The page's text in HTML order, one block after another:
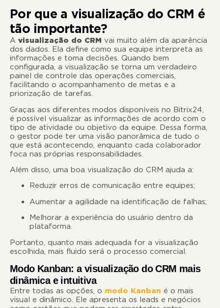
Por que a visualização do CRM é
tão importante?
A visualização do CRM vai muito além da aparência
dos dados. Ela define como sua equipe interpreta as
informações e toma decisões. Quando bem
configurada, a visualização se torna um verdadeiro
painel de controle das operações comerciais,
facilitando o acompanhamento de metas e a
priorização de tarefas.
Graças aos diferentes modos disponíveis no Bitrix24,
é possível visualizar as informações de acordo com o
tipo de atividade ou objetivo da equipe. Dessa forma,
o gestor pode ter uma visão panorâmica de tudo o
que está acontecendo, enquanto cada colaborador
foca nas próprias responsabilidades.
Além disso, uma boa visualização do CRM ajuda a:
Reduzir erros de comunicação entre equipes;
Aumentar a agilidade na identificação de falhas;
Melhorar a experiência do usuário dentro da
plataforma.
Portanto, quanto mais adequada for a visualização
escolhida, mais fluido será o processo comercial.
Modo Kanban: a visualização do CRM mais
dinâmica e intuitiva
Entre todas as opções, o modo Kanban é o mais
visual e dinâmico. Ele apresenta os leads e negócios